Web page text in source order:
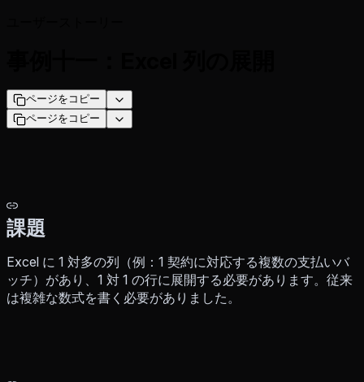
ページをコピー
ページをコピー
課題
Excel に 1 対多の列（例：1 契約に対応する複数の支払いバ
ッチ）があり、1 対 1 の行に展開する必要があります。従来
は複雑な数式を書く必要がありました。